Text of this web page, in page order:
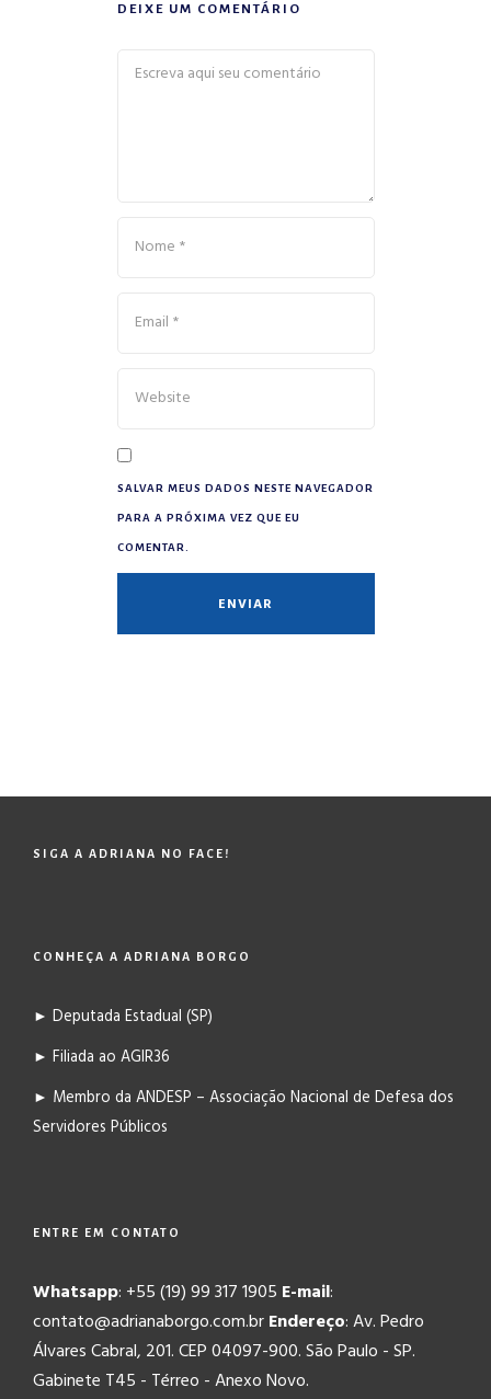
DEIXE UM COMENTÁRIO
SALVAR MEUS DADOS NESTE NAVEGADOR
PARA A PRÓXIMA VEZ QUE EU
COMENTAR.
SIGA A ADRIANA NO FACE!
CONHEÇA A ADRIANA BORGO
► Deputada Estadual (SP)
► Filiada ao AGIR36
► Membro da ANDESP – Associação Nacional de Defesa dos
Servidores Públicos
ENTRE EM CONTATO
Whatsapp: +55 (19) 99 317 1905 E-mail:
contato@adrianaborgo.com.brEndereço: Av. Pedro
Álvares Cabral, 201. CEP 04097-900. São Paulo - SP.
Gabinete T45 - Térreo - Anexo Novo.